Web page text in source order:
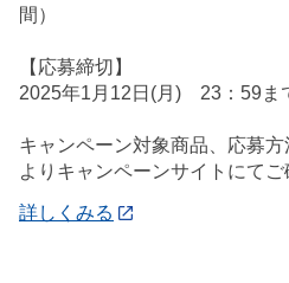
間）
【応募締切】
2025年1月12日(月) 23：59ま
キャンペーン対象商品、応募
よりキャンペーンサイトにてご
詳しくみる